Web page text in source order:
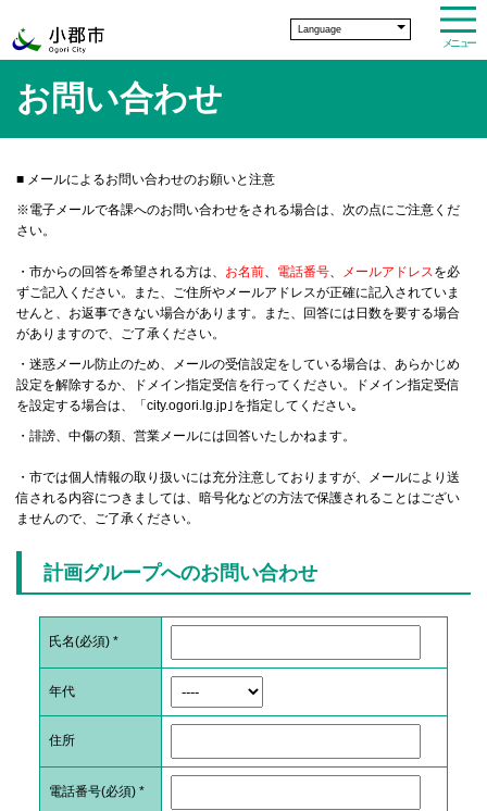
Language
メニュー
お問い合わせ
■ メールによるお問い合わせのお願いと注意
※電子メールで各課へのお問い合わせをされる場合は、次の点にご注意くだ
さい。
・市からの回答を希望される方は、 お名前、 電話番号、 メールアドレスを必
ずご記入ください。また、ご住所やメールアドレスが正確に記入されていま
せんと、お返事できない場合があります。また、回答には日数を要する場合
がありますので、ご了承ください。
・迷惑メール防止のため、メールの受信設定をしている場合は、あらかじめ
設定を解除するか、ドメイン指定受信を行ってください。ドメイン指定受信
を設定する場合は、「city.ogori.lg.jp｣を指定してください｡
・誹謗、中傷の類、営業メールには回答いたしかねます。
・市では個人情報の取り扱いには充分注意しておりますが、メールにより送
信される内容につきましては、暗号化などの方法で保護されることはござい
ませんので、ご了承ください。
計画グループへのお問い合わせ
氏名(必須) *
年代
住所
電話番号(必須) *